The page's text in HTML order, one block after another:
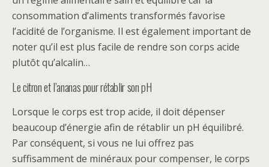
consommation d’aliments transformés favorise
l’acidité de l’organisme. Il est également important de
noter qu’il est plus facile de rendre son corps acide
plutôt qu’alcalin…
Le citron et l’ananas pour rétablir son pH
Lorsque le corps est trop acide, il doit dépenser
beaucoup d’énergie afin de rétablir un pH équilibré.
Par conséquent, si vous ne lui offrez pas
suffisamment de minéraux pour compenser, le corps